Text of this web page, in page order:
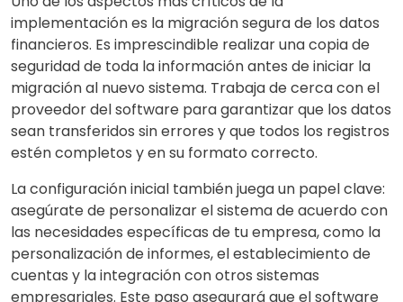
implementación es la migración segura de los datos
financieros. Es imprescindible realizar una copia de
seguridad de toda la información antes de iniciar la
migración al nuevo sistema. Trabaja de cerca con el
proveedor del software para garantizar que los datos
sean transferidos sin errores y que todos los registros
estén completos y en su formato correcto.
La configuración inicial también juega un papel clave:
asegúrate de personalizar el sistema de acuerdo con
las necesidades específicas de tu empresa, como la
personalización de informes, el establecimiento de
cuentas y la integración con otros sistemas
empresariales. Este paso asegurará que el software